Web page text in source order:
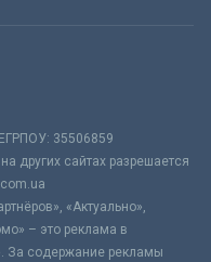
35506859
других сайтах разрешается
«Актуально»,
– это реклама в
За содержание рекламы